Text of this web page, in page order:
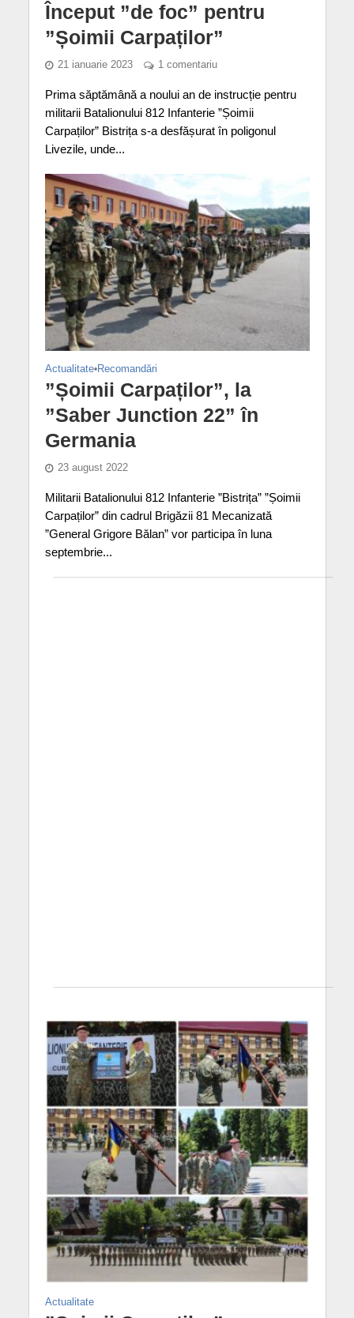
Început ”de foc” pentru
”Șoimii Carpaților”
21 ianuarie 2023 1 comentariu
Prima săptămână a noului an de instrucție pentru
militarii Batalionului 812 Infanterie ”Șoimii
Carpaților” Bistrița s-a desfășurat în poligonul
Livezile, unde...
Actualitate•Recomandări
”Șoimii Carpaților”, la
”Saber Junction 22” în
Germania
23 august 2022
Militarii Batalionului 812 Infanterie ”Bistrița” ”Șoimii
Carpaților” din cadrul Brigăzii 81 Mecanizată
”General Grigore Bălan” vor participa în luna
septembrie...
Actualitate